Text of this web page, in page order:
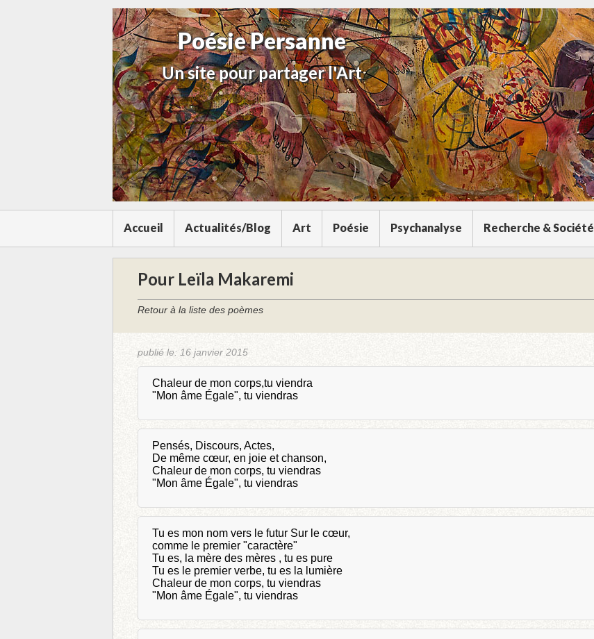
Poésie Persanne
Un site pour partager l'Art
Accueil Actualités/Blog Art Poésie Psychanalyse Recherche & Société
Pour Leïla Makaremi
Retour à la liste des poèmes
publié le: 16 janvier 2015
Chaleur de mon corps,tu viendra
"Mon âme Égale", tu viendras
Pensés, Discours, Actes,
De même cœur, en joie et chanson,
Chaleur de mon corps, tu viendras
"Mon âme Égale", tu viendras
Tu es mon nom vers le futur Sur le cœur,
comme le premier "caractère"
Tu es, la mère des mères , tu es pure
Tu es le premier verbe, tu es la lumière
Chaleur de mon corps, tu viendras
"Mon âme Égale", tu viendras